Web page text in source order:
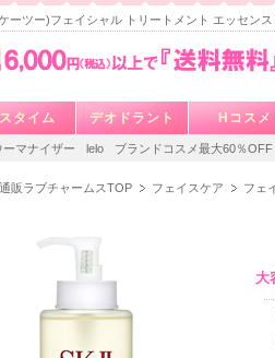
ーツー)フェイシャル トリートメント エッセンス
タイム デオドラント Hコスメ
ーマナイザー lelo ブランドコスメ最大60％OFF
販ラブチャームスTOP フェイスケア フェ
大